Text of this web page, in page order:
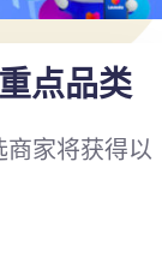
点品类
家将获得以